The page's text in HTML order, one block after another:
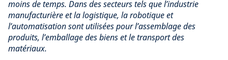
moins de temps. Dans des secteurs tels que l’industrie
manufacturière et la logistique, la robotique et
l’automatisation sont utilisées pour l’assemblage des
produits, l’emballage des biens et le transport des
matériaux.